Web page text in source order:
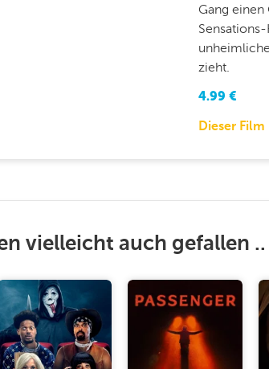
Gang
zieht.
4.99 €
Dieser
vielleicht auch gefallen ..